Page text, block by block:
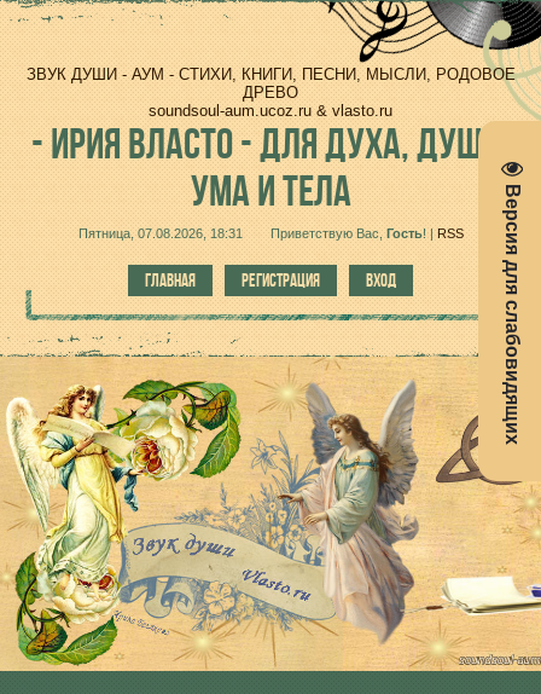
Версия для слабовидящих
ЗВУК ДУШИ - АУМ - СТИХИ, КНИГИ, ПЕСНИ, МЫСЛИ, РОДОВОЕ
ДРЕВО
soundsoul-aum.ucoz.ru & vlasto.ru
-ИРИЯ ВЛАСТО - ДЛЯ ДУХА, ДУШИ,
УМА И ТЕЛА
Пятница, 07.08.2026, 18:31 Приветствую Вас Гость!| RSS
ГЛАВНАЯ РЕГИСТРАЦИЯ ВХОД